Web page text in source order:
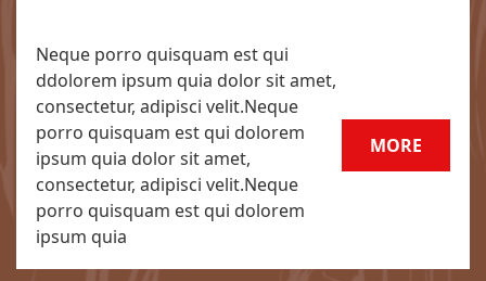
Neque porro quisquam est qui
ddolorem ipsum quia dolor sit amet,
consectetur, adipisci velit.Neque
porro quisquam est qui dolorem
ipsum quia dolor sit amet,
consectetur, adipisci velit.Neque
porro quisquam est qui dolorem
ipsum quia
MORE